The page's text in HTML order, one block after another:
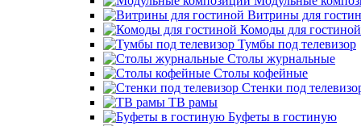
Витрины для
Комоды для гостиной
Тумбы под телевизор
Столы журнальные
Столы кофейные
Стенки под
ТВ рамы
Буфеты в гостиную